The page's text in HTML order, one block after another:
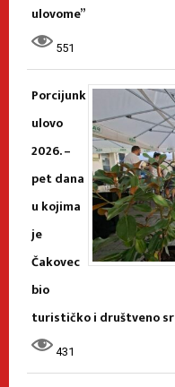
ulovome”
551
Porcijunk
ulovo
2026. –
pet dana
u kojima
je
Čakovec
bio
turističko i društveno
431